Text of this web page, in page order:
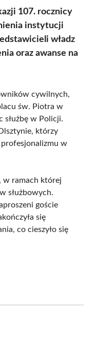
107. rocznicy
instytucji
władz
oraz awanse na
cywilnych,
św. Piotra w
służbę w Policji.
którzy
profesjonalizmu w
w ramach której
służbowych.
goście
się
co cieszyło się